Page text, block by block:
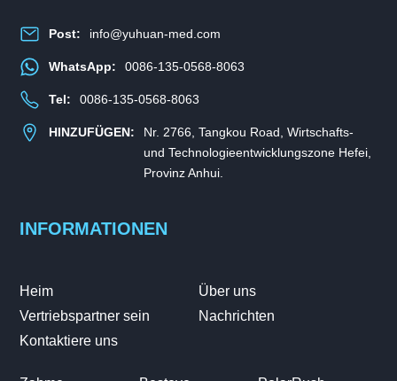
Post: info@yuhuan-med.com
WhatsApp: 0086-135-0568-8063
Tel: 0086-135-0568-8063
HINZUFÜGEN:
Nr. 2766, Tangkou Road, Wirtschafts-
und Technologieentwicklungszone Hefei,
Provinz Anhui.
INFORMATIONEN
Heim
Über uns
Vertriebspartner sein
Nachrichten
Kontaktiere uns